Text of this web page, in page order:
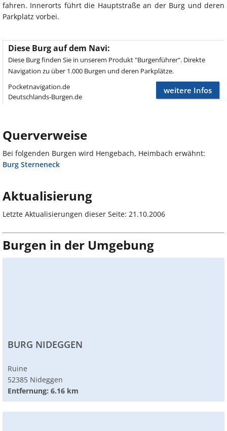
fahren. Innerorts führt die Hauptstraße an der Burg und deren
Parkplatz vorbei.
Diese Burg auf dem Navi:
Diese Burg finden Sie in unserem Produkt "Burgenführer". Direkte
Navigation zu über 1.000 Burgen und deren Parkplätze.
Pocketnavigation.de
Deutschlands-Burgen.de
weitere Infos
Querverweise
Bei folgenden Burgen wird Hengebach, Heimbach erwähnt:
Burg Sterneneck
Aktualisierung
Letzte Aktualisierungen dieser Seite: 21.10.2006
Burgen in der Umgebung
BURG NIDEGGEN
Ruine
52385 Nideggen
Entfernung: 6.16 km